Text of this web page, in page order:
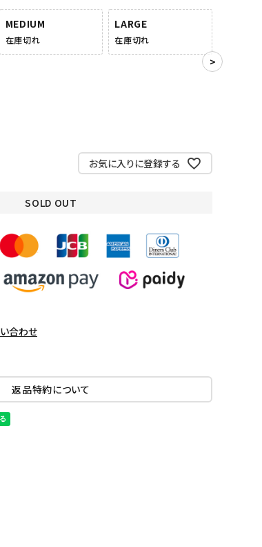
MEDIUM
在庫切れ
LARGE
在庫切れ
お気に入りに登録する
SOLD OUT
合わせ
返品特約について